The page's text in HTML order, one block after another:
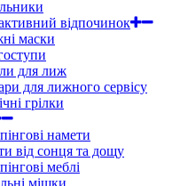
відпочинок
маски
для лиж
для лижного сервісу
грілки
намети
від сонця та дощу
меблі
мішки